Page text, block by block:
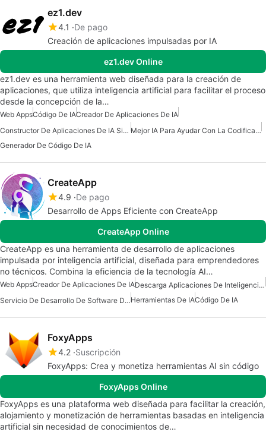
ez1.dev
4.1
De pago
Creación de aplicaciones impulsadas por IA
ez1.dev Online
ez1.dev es una herramienta web diseñada para la creación de
aplicaciones, que utiliza inteligencia artificial para facilitar el proceso
desde la concepción de la…
Web AppsCódigo De IACreador De Aplicaciones De IA
Constructor De Aplicaciones De IA Sin Código
Mejor IA Para Ayudar Con La Codificación
Generador De Código De IA
CreateApp
4.9 De pago
Desarrollo de Apps Eficiente con CreateApp
CreateApp Online
CreateApp es una herramienta de desarrollo de aplicaciones
impulsada por inteligencia artificial, diseñada para emprendedores
no técnicos. Combina la eficiencia de la tecnología AI…
Web AppsCreador De Aplicaciones De IA
Descarga Aplicaciones De Inteligencia Artificial (IA)
Servicio De Desarrollo De Software De IAHerramientas De IACódigo De IA
FoxyApps
4.2 Suscripción
FoxyApps: Crea y monetiza herramientas AI sin código
FoxyApps Online
FoxyApps es una plataforma web diseñada para facilitar la creación,
alojamiento y monetización de herramientas basadas en inteligencia
artificial sin necesidad de conocimientos de…